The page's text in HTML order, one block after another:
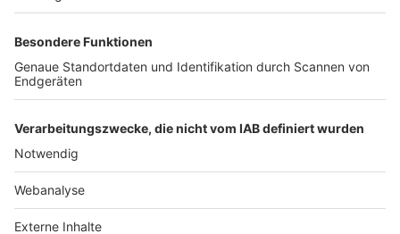
TOP-PARTNER
Nutzungsbedingungen Datenschutz Impressum